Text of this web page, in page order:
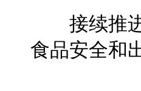
接续推进
食品安全和